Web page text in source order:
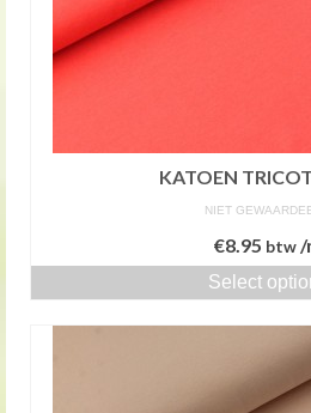
KATOEN
NIET
€8.95 btw/
Select